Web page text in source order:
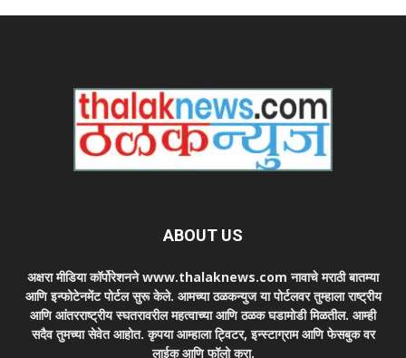
ABOUT US
अक्षरा मीडिया कॉर्पोरेशनने www.thalaknews.com नावाचे मराठी बातम्या
आणि इन्फोटेनमेंट पोर्टल सुरू केले. आमच्या ठळकन्युज या पोर्टलवर तुम्हाला राष्ट्रीय
आणि आंतरराष्ट्रीय स्घतरावरील महत्वाच्या आणि ठळक घडामोडी मिळतील. आम्ही
सदैव तुमच्या सेवेत आहोत. कृपया आम्हाला ट्विटर, इन्स्टाग्राम आणि फेसबुक वर
लाईक आणि फॉलो करा.